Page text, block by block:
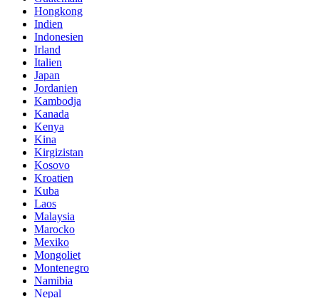
Hongkong
Indien
Indonesien
Irland
Italien
Japan
Jordanien
Kambodja
Kanada
Kenya
Kina
Kirgizistan
Kosovo
Kroatien
Kuba
Laos
Malaysia
Marocko
Mexiko
Mongoliet
Montenegro
Namibia
Nepal